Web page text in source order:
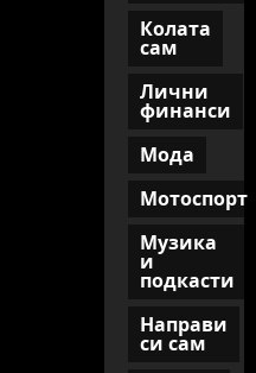
Колата
сам
Лични
финанси
Мода
Мотоспорт
Музика
и
подкасти
Направи
си сам